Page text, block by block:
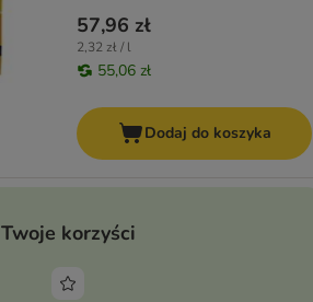
57,96 zł
2,32 zł / l
55,06 zł
Dodaj do koszyka
Twoje korzyści